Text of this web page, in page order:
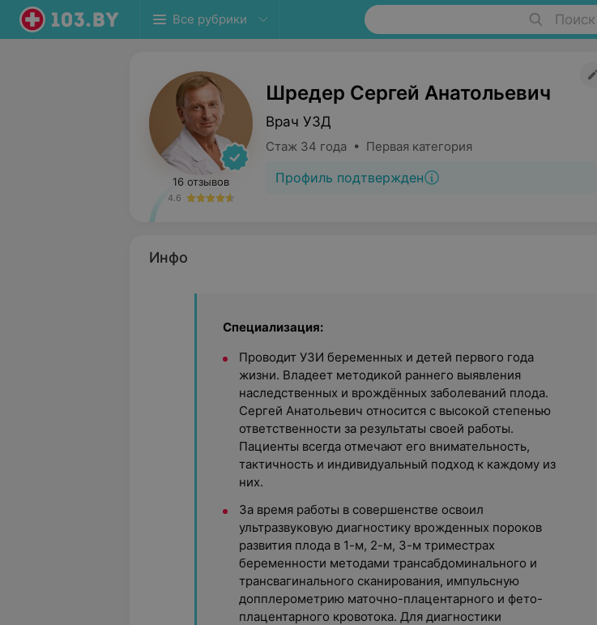
Все рубрики
16 отзывов
4.6
Шредер Сергей Анатольевич
Врач УЗД
Стаж 34 года • Первая категория
Профиль подтвержден
Инфо
Специализация:
Проводит УЗИ беременных и детей первого года
жизни. Владеет методикой раннего выявления
наследственных и врождённых заболеваний плода.
Сергей Анатольевич относится с высокой степенью
ответственности за результаты своей работы.
Пациенты всегда отмечают его внимательность,
тактичность и индивидуальный подход к каждому из
них.
За время работы в совершенстве освоил
ультразвуковую диагностику врожденных пороков
развития плода в 1-м, 2-м, 3-м триместрах
беременности методами трансабдоминального и
трансвагинального сканирования, импульсную
допплерометрию маточно-плацентарного и фето-
плацентарного кровотока. Для диагностики